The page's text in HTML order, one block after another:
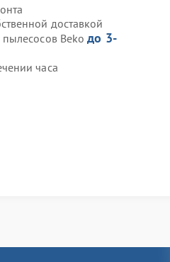
доставкой
пылесосов Bekoдо 3-
часа